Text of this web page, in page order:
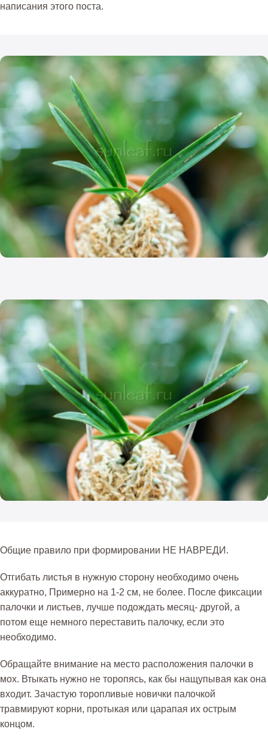
написания этого поста.
Общие правило при формировании НЕ НАВРЕДИ.
Отгибать листья в нужную сторону необходимо очень
аккуратно, Примерно на 1-2 см, не более. После фиксации
палочки и листьев, лучше подождать месяц- другой, а
потом еще немного переставить палочку, если это
необходимо.
Обращайте внимание на место расположения палочки в
мох. Втыкать нужно не торопясь, как бы нащупывая как она
входит. Зачастую торопливые новички палочкой
травмируют корни, протыкая или царапая их острым
концом.